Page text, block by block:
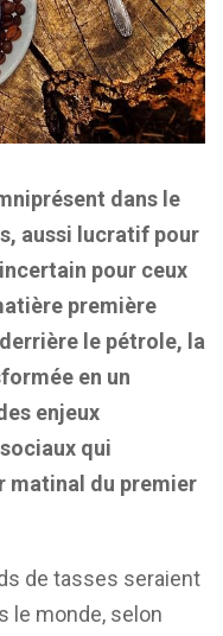
dans le
aussi lucratif pour
pour ceux
première
le pétrole, la
en un
enjeux
qui
matinal du premier
de tasses seraient
le monde, selon